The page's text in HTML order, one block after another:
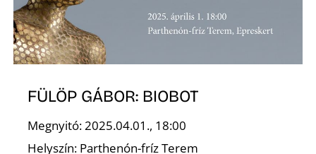
FÜLÖP GÁBOR: BIOBOT
Megnyitó: 2025.04.01., 18:00
Helyszín: Parthenón-fríz Terem